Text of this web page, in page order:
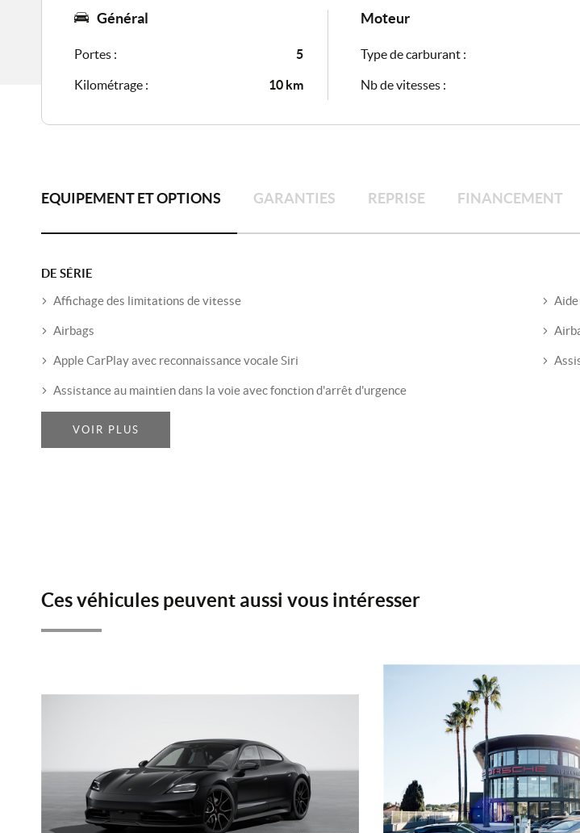
Général
Portes : 5
Kilométrage : 10 km
Moteur
Type de carburant :
Nb de vitesses :
EQUIPEMENT ET OPTIONS GARANTIES REPRISE FINANCEMENT
DE SÉRIE
Affichage des limitations de vitesse
Airbags
Apple CarPlay avec reconnaissance vocale Siri
Assistance au maintien dans la voie avec fonction d'arrêt d'urgence
VOIR PLUS
Ces véhicules peuvent aussi vous intéresser